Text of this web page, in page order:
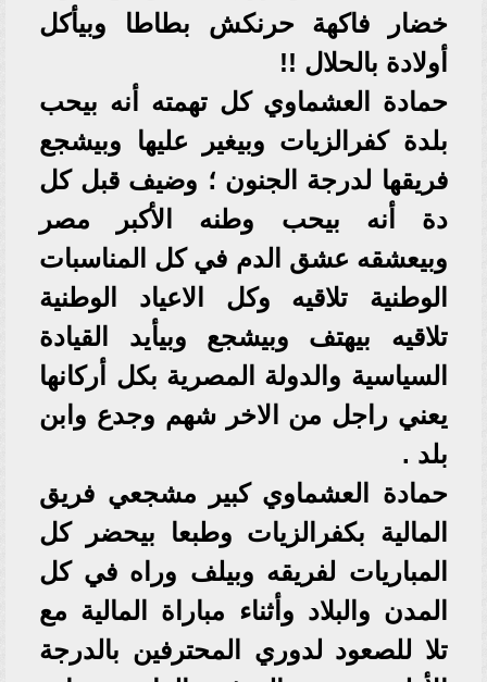
خضار فاكهة حرنكش بطاطا وبيأكل
أولادة بالحلال !!
حمادة العشماوي كل تهمته أنه بيحب
بلدة كفرالزيات وبيغير عليها وبيشجع
فريقها لدرجة الجنون ؛ وضيف قبل كل
دة أنه بيحب وطنه الأكبر مصر
وبيعشقه عشق الدم في كل المناسبات
الوطنية تلاقيه وكل الاعياد الوطنية
تلاقيه بيهتف وبيشجع وبيأيد القيادة
السياسية والدولة المصرية بكل أركانها
يعني راجل من الاخر شهم وجدع وابن
بلد .
حمادة العشماوي كبير مشجعي فريق
المالية بكفرالزيات وطبعا بيحضر كل
المباريات لفريقه وبيلف وراه في كل
المدن والبلاد وأثناء مباراة المالية مع
تلا للصعود لدوري المحترفين بالدرجة